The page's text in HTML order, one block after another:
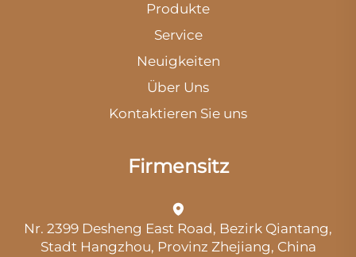
Produkte
Service
Neuigkeiten
Über Uns
Kontaktieren Sie uns
Firmensitz
Nr. 2399 Desheng East Road, Bezirk Qiantang,
Stadt Hangzhou, Provinz Zhejiang, China